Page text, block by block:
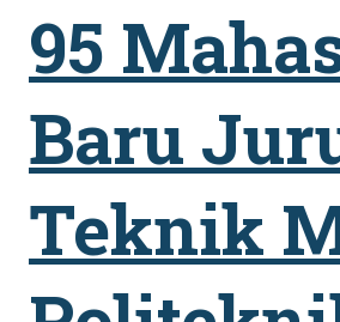
95
Baru
Teknik